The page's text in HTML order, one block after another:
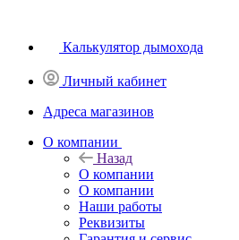
Калькулятор дымохода
Личный кабинет
Адреса магазинов
O компании
Назад
O компании
О компании
Наши работы
Реквизиты